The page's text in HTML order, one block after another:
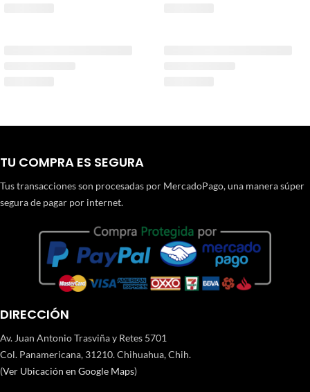
TU COMPRA ES SEGURA
Tus transacciones son procesadas por MercadoPago, una manera súper
segura de pagar por internet.
DIRECCIÓN
Av. Juan Antonio Trasviña y Retes 5701
Col. Panamericana, 31210. Chihuahua, Chih.
(Ver Ubicación en Google Maps)